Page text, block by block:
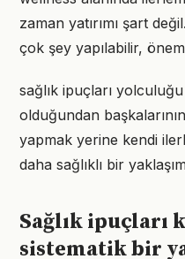
zaman yatırımı şart
çok şey yapılabilir,
sağlık ipuçları
olduğundan
yapmak yerine kendi
daha sağlıklı bir
Sağlık ipuçları
sistematik bir